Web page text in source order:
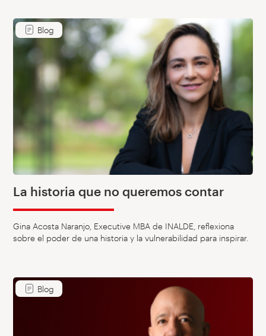
Blog
La historia que no queremos contar
Gina Acosta Naranjo, Executive MBA de INALDE, reflexiona
sobre el poder de una historia y la vulnerabilidad para inspirar.
Blog